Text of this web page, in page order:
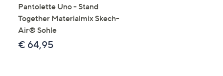
Pantolette Uno - Stand
Together Materialmix Skech-
Air® Sohle
€ 64,95